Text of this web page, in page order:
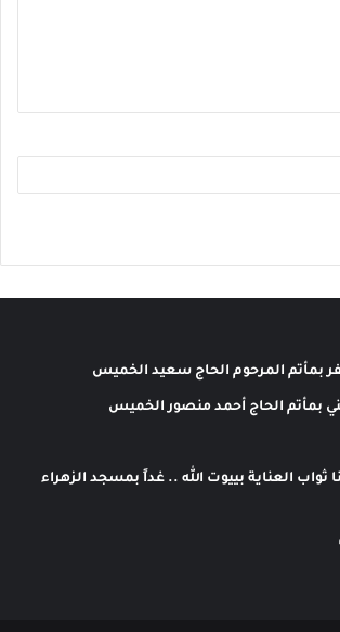
بمأتم المرحوم الحاج سعيد الخميس
بمأتم الحاج أحمد منصور الخميس
ثواب العناية بييوت الله .. غداً بمسجد الزهراء